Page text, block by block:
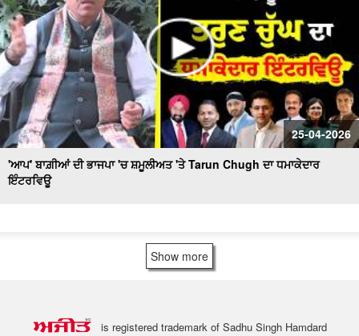
25-04-2026
'ਆਪ' ਬਾਗ਼ੀਆਂ ਦੀ ਭਾਜਪਾ 'ਚ ਸ਼ਮੂਲੀਅਤ 'ਤੇ Tarun Chugh ਦਾ ਧਮਾਕੇਦਾਰ
ਇੰਟਰਵਿਊ
Show more
is registered trademark of Sadhu Singh Hamdard